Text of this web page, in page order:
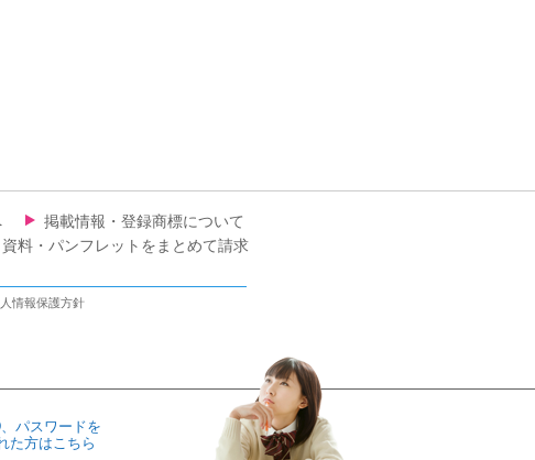
掲載情報・登録商標について
資料・パンフレットをまとめて請求
情報保護方針
、パスワードを
た方はこちら